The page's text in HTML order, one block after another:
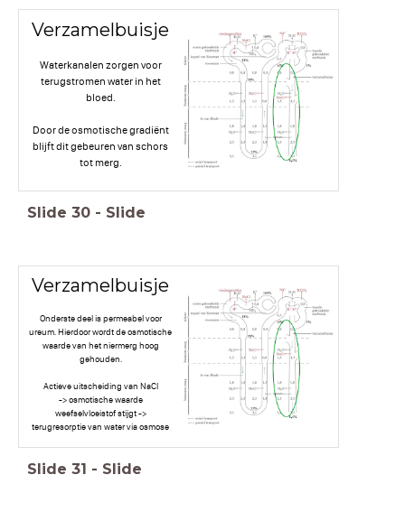
Verzamelbuisje
Waterkanalen zorgen voor
terugstromen water in het
bloed.
Door de osmotische gradiënt
blijft dit gebeuren van schors
tot merg.
Slide 30 - Slide
Verzamelbuisje
Onderste deel is permeabel voor
ureum. Hierdoor wordt de osmotische
waarde van het niermerg hoog
gehouden.
Actieve uitscheiding van NaCl
-> osmotische waarde
weefselvloeistof stijgt ->
terugresorptie van water via osmose
Slide 31 - Slide